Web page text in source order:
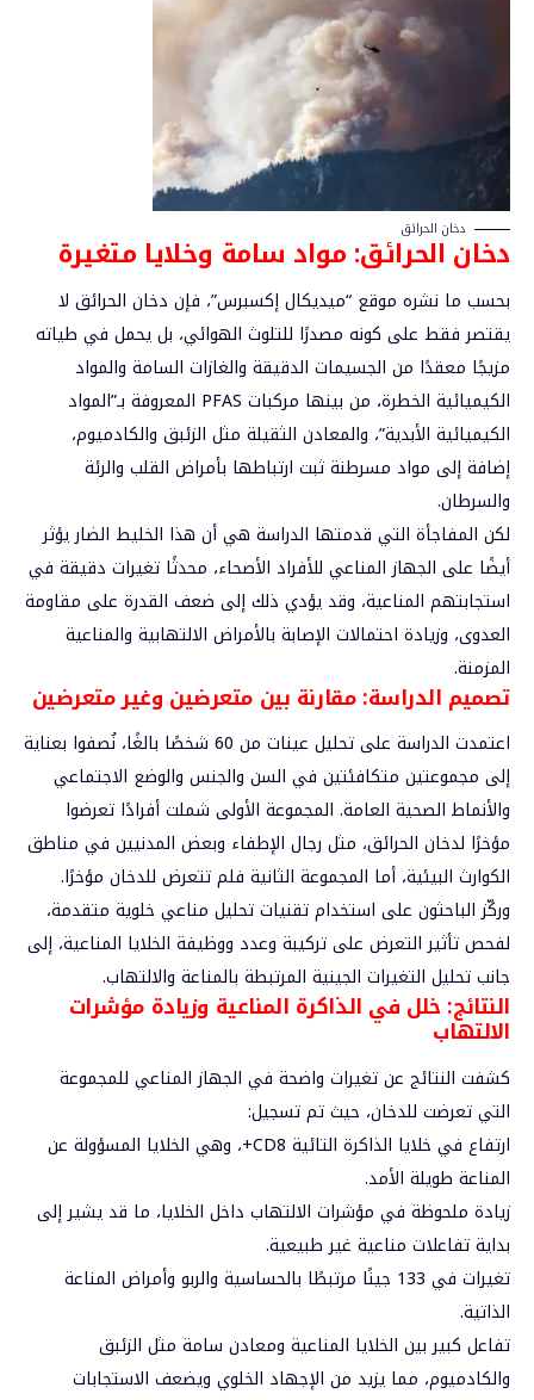
دخان الحرائق
دخان الحرائق: مواد سامة وخلايا متغيرة
بحسب ما نشره موقع “ميديكال إكسبرس”، فإن دخان الحرائق لا
يقتصر فقط على كونه مصدرًا للتلوث الهوائي، بل يحمل في طياته
مزيجًا معقدًا من الجسيمات الدقيقة والغازات السامة والمواد
الكيميائية الخطرة، من بينها مركبات PFAS المعروفة بـ”المواد
الكيميائية الأبدية”، والمعادن الثقيلة مثل الزئبق والكادميوم،
إضافة إلى مواد مسرطنة ثبت ارتباطها بأمراض القلب والرئة
والسرطان.
لكن المفاجأة التي قدمتها الدراسة هي أن هذا الخليط الضار يؤثر
أيضًا على الجهاز المناعي للأفراد الأصحاء، محدثًا تغيرات دقيقة في
استجابتهم المناعية، وقد يؤدي ذلك إلى ضعف القدرة على مقاومة
العدوى، وزيادة احتمالات الإصابة بالأمراض الالتهابية والمناعية
المزمنة.
تصميم الدراسة: مقارنة بين متعرضين وغير متعرضين
اعتمدت الدراسة على تحليل عينات من 60 شخصًا بالغًا، نُصفوا بعناية
إلى مجموعتين متكافئتين في السن والجنس والوضع الاجتماعي
والأنماط الصحية العامة. المجموعة الأولى شملت أفرادًا تعرضوا
مؤخرًا لدخان الحرائق، مثل رجال الإطفاء وبعض المدنيين في مناطق
الكوارث البيئية، أما المجموعة الثانية فلم تتعرض للدخان مؤخرًا.
وركّز الباحثون على استخدام تقنيات تحليل مناعي خلوية متقدمة،
لفحص تأثير التعرض على تركيبة وعدد ووظيفة الخلايا المناعية، إلى
جانب تحليل التغيرات الجينية المرتبطة بالمناعة والالتهاب.
النتائج: خلل في الذاكرة المناعية وزيادة مؤشرات
الالتهاب
كشفت النتائج عن تغيرات واضحة في الجهاز المناعي للمجموعة
التي تعرضت للدخان، حيث تم تسجيل:
ارتفاع في خلايا الذاكرة التائية CD8+، وهي الخلايا المسؤولة عن
المناعة طويلة الأمد.
زيادة ملحوظة في مؤشرات الالتهاب داخل الخلايا، ما قد يشير إلى
بداية تفاعلات مناعية غير طبيعية.
تغيرات في 133 جينًا مرتبطًا بالحساسية والربو وأمراض المناعة
الذاتية.
تفاعل كبير بين الخلايا المناعية ومعادن سامة مثل الزئبق
والكادميوم، مما يزيد من الإجهاد الخلوي ويضعف الاستجابات